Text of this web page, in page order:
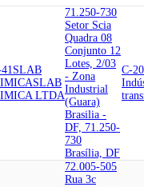
SLAB
SLAB
LTDA
71.250-730
Setor Scia
Quadra 08
Conjunto 12
Lotes, 2/03
- Zona
Industrial
(Guara)
Brasilia -
DF, 71.250-
730
Brasília, DF
C-
72.005-505
Rua 3c